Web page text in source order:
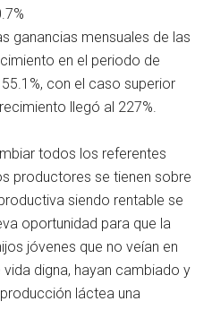
ganancias mensuales de las
en el periodo de
con el caso superior
llegó al 227%.
todos los referentes
productores se tienen sobre
siendo rentable se
oportunidad para que la
jóvenes que no veían en
digna, hayan cambiado y
láctea una